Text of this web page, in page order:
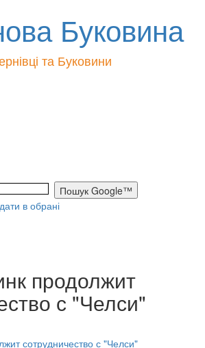
Буковина
та Буковини
в обрані
продолжит
с "Челси"